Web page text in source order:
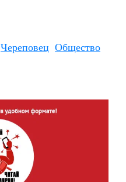
Череповец Общество